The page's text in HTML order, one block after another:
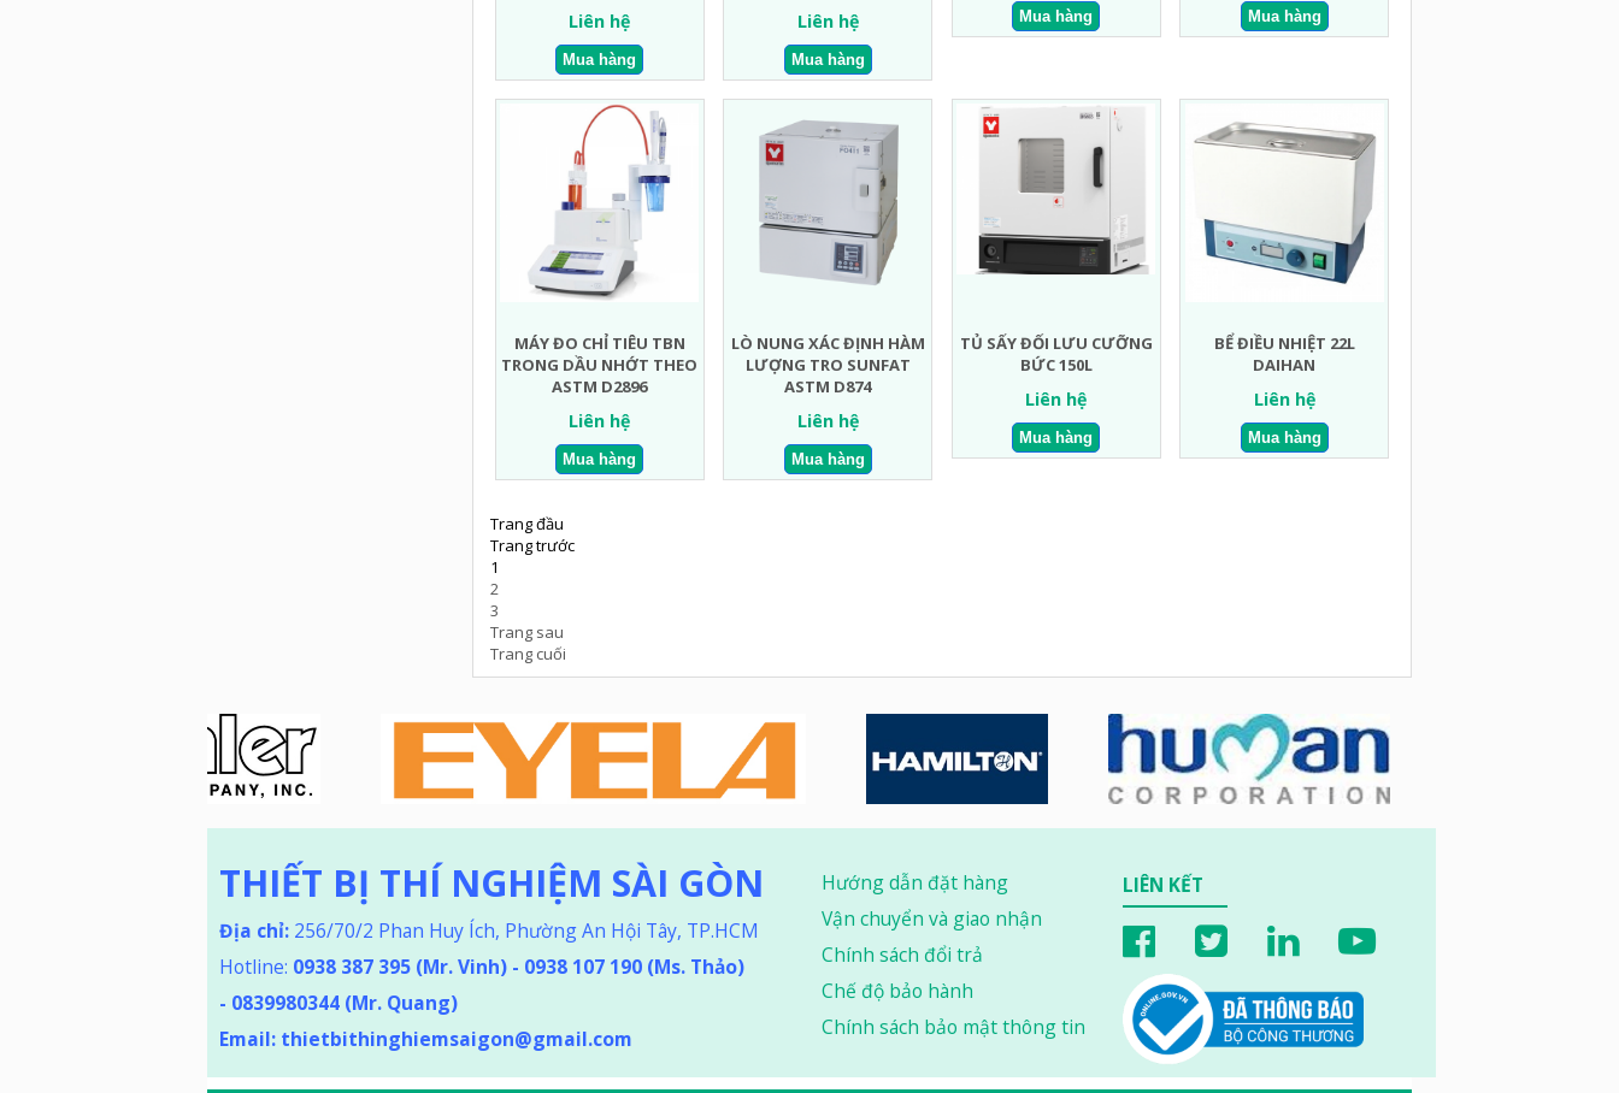
Liên hệ Liên hệ
MÁY ĐO CHỈ TIÊU TBN
TRONG DẦU NHỚT THEO
ASTM D2896
Liên hệ
LÒ NUNG XÁC ĐỊNH HÀM
LƯỢNG TRO SUNFAT
ASTM D874
Liên hệ
TỦ SẤY ĐỐI LƯU CƯỠNG
BỨC 150L
Liên hệ
BỂ ĐIỀU NHIỆT 22L
DAIHAN
Liên hệ
Trang đầu
Trang trước
1
2
3
Trang sau
Trang cuối
THIẾT BỊ THÍ NGHIỆM SÀI GÒN
Địa chỉ: 256/70/2 Phan Huy Ích, Phường An Hội Tây, TP.HCM
Hotline: 0938 387 395 (Mr. Vinh) - 0938 107 190 (Ms. Thảo)
- 0839980344 (Mr. Quang)
Email: thietbithinghiemsaigon@gmail.com
Hướng dẫn đặt hàng
Vận chuyển và giao nhận
Chính sách đổi trả
Chế độ bảo hành
Chính sách bảo mật thông tin
LIÊN KẾT